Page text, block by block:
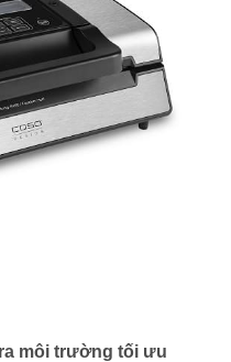
môi trường tối ưu